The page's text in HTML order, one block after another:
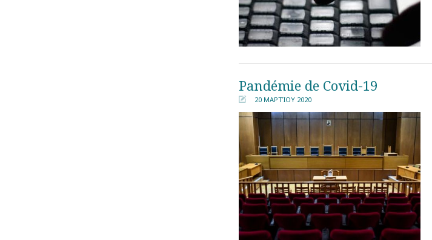
Pandémie de Covid-19
󰀄 20 ΜΑΡΤΊΟΥ 2020